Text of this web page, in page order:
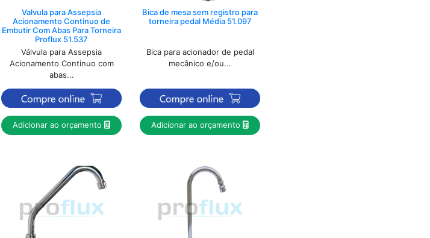
Valvula para Assepsia
Acionamento Continuo de
Embutir Com Abas Para Torneira
Proflux 51.537
Válvula para Assepsia
Acionamento Continuo com
abas...
Adicionar ao orçamento
Bica de mesa sem registro para
torneira pedal Média 51.097
Bica para acionador de pedal
mecânico e/ou...
Adicionar ao orçamento